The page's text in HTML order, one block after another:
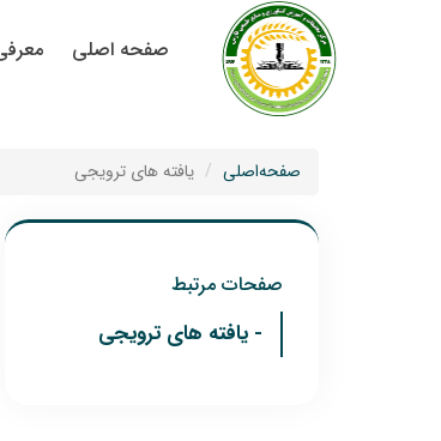
صفحه اصلی
صفحه‌اصلی یافته های ترویجی
صفحات مرتبط
- یافته های ترویجی